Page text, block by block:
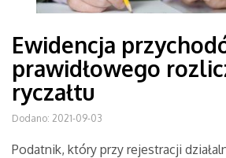
Ewidencja
prawidłowego
ryczałtu
Dodano: 2021-09-03
Podatnik, który przy rejestracji